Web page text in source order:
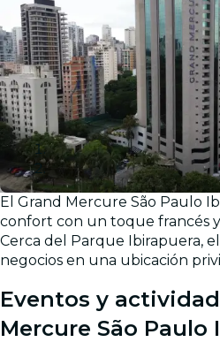
Galería
El Grand Mercure São Paulo
confort con un toque francés
Cerca del Parque Ibirapuera,
negocios en una ubicación
Eventos y
Mercure São Paulo